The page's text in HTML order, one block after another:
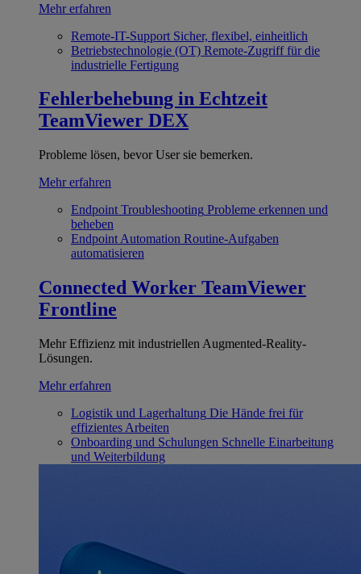
Mehr erfahren
Remote-IT-Support Sicher, flexibel, einheitlich
Betriebstechnologie (OT) Remote-Zugriff für die
industrielle Fertigung
Fehlerbehebung in Echtzeit
TeamViewer DEX
Probleme lösen, bevor User sie bemerken.
Mehr erfahren
Endpoint Troubleshooting Probleme erkennen und
beheben
Endpoint Automation Routine-Aufgaben
automatisieren
Connected Worker TeamViewer
Frontline
Mehr Effizienz mit industriellen Augmented-Reality-
Lösungen.
Mehr erfahren
Logistik und Lagerhaltung Die Hände frei für
effizientes Arbeiten
Onboarding und Schulungen Schnelle Einarbeitung
und Weiterbildung